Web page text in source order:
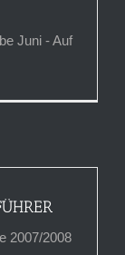
Juni - Auf
2007/2008